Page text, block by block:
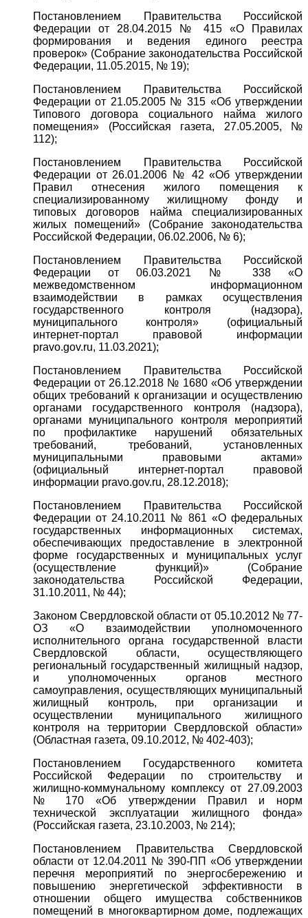
Постановлением Правительства Российской
Федерации от 28.04.2015 № 415 «О Правилах
формирования и ведения единого реестра
проверок» (Собрание законодательства Российской
Федерации, 11.05.2015, № 19);
Постановлением Правительства Российской
Федерации от 21.05.2005 № 315 «Об утверждении
Типового договора социального найма жилого
помещения» (Российская газета, 27.05.2005, №
112);
Постановлением Правительства Российской
Федерации от 26.01.2006 № 42 «Об утверждении
Правил отнесения жилого помещения к
специализированному жилищному фонду и
типовых договоров найма специализированных
жилых помещений» (Собрание законодательства
Российской Федерации, 06.02.2006, № 6);
Постановлением Правительства Российской
Федерации от 06.03.2021 № 338 «О
межведомственном информационном
взаимодействии в рамках осуществления
государственного контроля (надзора),
муниципального контроля» (официальный
интернет-портал правовой информации
pravo.gov.ru, 11.03.2021);
Постановлением Правительства Российской
Федерации от 26.12.2018 № 1680 «Об утверждении
общих требований к организации и осуществлению
органами государственного контроля (надзора),
органами муниципального контроля мероприятий
по профилактике нарушений обязательных
требований, требований, установленных
муниципальными правовыми актами»
(официальный интернет-портал правовой
информации pravo.gov.ru, 28.12.2018);
Постановлением Правительства Российской
Федерации от 24.10.2011 № 861 «О федеральных
государственных информационных системах,
обеспечивающих предоставление в электронной
форме государственных и муниципальных услуг
(осуществление функций)» (Собрание
законодательства Российской Федерации,
31.10.2011, № 44);
Законом Свердловской области от 05.10.2012 № 77-
ОЗ «О взаимодействии уполномоченного
исполнительного органа государственной власти
Свердловской области, осуществляющего
региональный государственный жилищный надзор,
и уполномоченных органов местного
самоуправления, осуществляющих муниципальный
жилищный контроль, при организации и
осуществлении муниципального жилищного
контроля на территории Свердловской области»
(Областная газета, 09.10.2012, № 402-403);
Постановлением Государственного комитета
Российской Федерации по строительству и
жилищно-коммунальному комплексу от 27.09.2003
№ 170 «Об утверждении Правил и норм
технической эксплуатации жилищного фонда»
(Российская газета, 23.10.2003, № 214);
Постановлением Правительства Свердловской
области от 12.04.2011 № 390-ПП «Об утверждении
перечня мероприятий по энергосбережению и
повышению энергетической эффективности в
отношении общего имущества собственников
помещений в многоквартирном доме, подлежащих